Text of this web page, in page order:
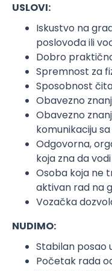
USLOVI:
Iskustvo na
poslovođa ili
Dobro
Spremnost za
Sposobnost
Obavezno
Obavezno
komunikaciju
Odgovorna,
koja zna da
Osoba koja ne
aktivan rad na
Vozačka
NUDIMO:
Stabilan posao
Početak rada